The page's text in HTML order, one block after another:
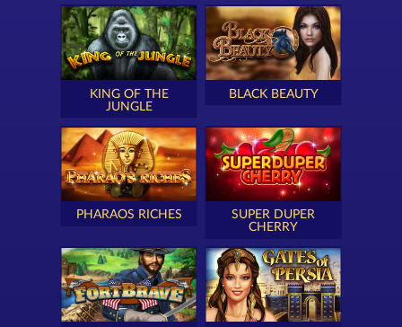
KING OF THE
JUNGLE
BLACK BEAUTY
PHARAOS RICHES
SUPER DUPER
CHERRY